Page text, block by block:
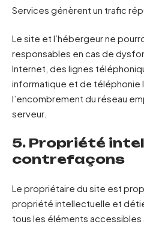
Services génèrent un trafic
Le site et l’hébergeur ne
responsables en cas de
Internet, des lignes
informatique et de téléphonie
l’encombrement du réseau
serveur.
5. Propriété
contrefaçons
Le propriétaire du site est
propriété intellectuelle et
tous les éléments accessibles